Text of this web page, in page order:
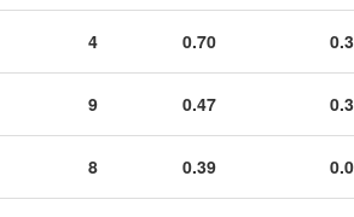
4 0.70
9 0.47
8 0.39